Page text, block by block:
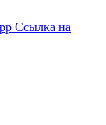
Ссылка на